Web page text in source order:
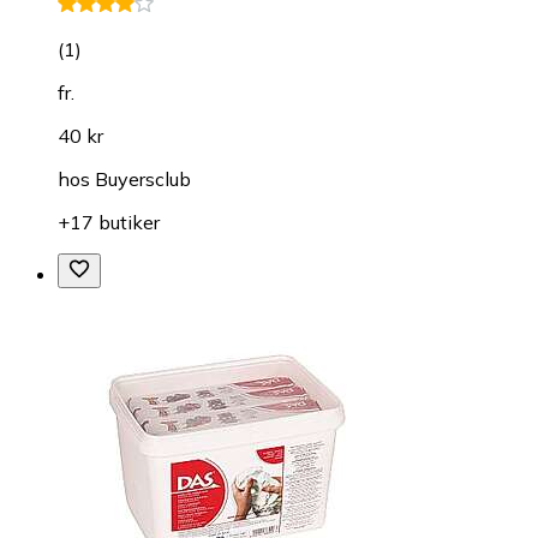
(1)
fr.
40 kr
hos Buyersclub
+17 butiker